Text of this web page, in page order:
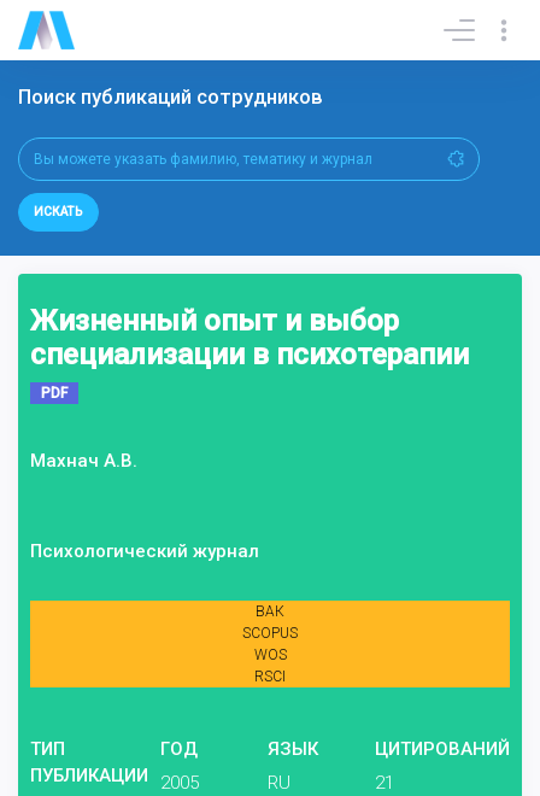
Поиск публикаций сотрудников
ИСКАТЬ
Жизненный опыт и выбор
специализации в психотерапии
PDF
Махнач А.В.
Психологический журнал
ВАК
SCOPUS
WOS
RSCI
ТИП
ПУБЛИКАЦИИ
ГОД
2005
ЯЗЫК
RU
ЦИТИРОВАНИЙ
21